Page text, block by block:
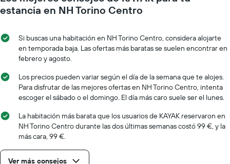
eje
Y
indica
el
precio
medio
de
una
habitación
se
fecha
de
gráfico
muestra
eje
que
estancia en NH Torino Centro
Si buscas una habitación en NH Torino Centro, considera alojarte
en temporada baja. Las ofertas más baratas se suelen encontrar en
febrero y agosto.
Los precios pueden variar según el día de la semana que te alojes.
Para disfrutar de las mejores ofertas en NH Torino Centro, intenta
escoger el sábado o el domingo. El día más caro suele ser el lunes.
La habitación más barata que los usuarios de KAYAK reservaron en
NH Torino Centro durante las dos últimas semanas costó 99 €, y la
más cara, 99 €.
Ver más consejos